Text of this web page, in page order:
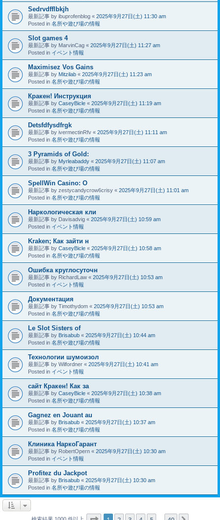
Sedrvdfflbkjh
最新記事 by ibuprofenblog « 2025年9月27日(土) 11:30 am
Posted in 名所や遊び場の情報
Slot games 4
最新記事 by MarvinCag « 2025年9月27日(土) 11:27 am
Posted in イベント情報
Maximisez Vos Gains
最新記事 by Mitzilab « 2025年9月27日(土) 11:23 am
Posted in 名所や遊び場の情報
Кракен! Инструкция
最新記事 by CaseyBicle « 2025年9月27日(土) 11:19 am
Posted in 名所や遊び場の情報
Detsfdfysdfrgk
最新記事 by ivermectinRfv « 2025年9月27日(土) 11:11 am
Posted in 名所や遊び場の情報
3 Pyramids of Gold:
最新記事 by Myrleabaddy « 2025年9月27日(土) 11:07 am
Posted in 名所や遊び場の情報
SpellWin Casino: O
最新記事 by zestycandycrow6crisy « 2025年9月27日(土) 11:01 am
Posted in 名所や遊び場の情報
Наркологическая кли
最新記事 by Davisadvig « 2025年9月27日(土) 10:59 am
Posted in イベント情報
Kraken; Как зайти н
最新記事 by CaseyBicle « 2025年9月27日(土) 10:58 am
Posted in 名所や遊び場の情報
Ошибка круглосуточн
最新記事 by RichardLaw « 2025年9月27日(土) 10:53 am
Posted in イベント情報
Документация
最新記事 by Timothydom « 2025年9月27日(土) 10:53 am
Posted in 名所や遊び場の情報
Le Slot Sisters of
最新記事 by Brisabub « 2025年9月27日(土) 10:44 am
Posted in 名所や遊び場の情報
Технологии шумоизол
最新記事 by Wilfordner « 2025年9月27日(土) 10:41 am
Posted in イベント情報
сайт Кракен! Как за
最新記事 by CaseyBicle « 2025年9月27日(土) 10:38 am
Posted in 名所や遊び場の情報
Gagnez en Jouant au
最新記事 by Brisabub « 2025年9月27日(土) 10:37 am
Posted in 名所や遊び場の情報
Клиника НаркоГарант
最新記事 by RobertOpern « 2025年9月27日(土) 10:30 am
Posted in イベント情報
Profitez du Jackpot
最新記事 by Brisabub « 2025年9月27日(土) 10:30 am
Posted in 名所や遊び場の情報
検索結果 1000 件以上